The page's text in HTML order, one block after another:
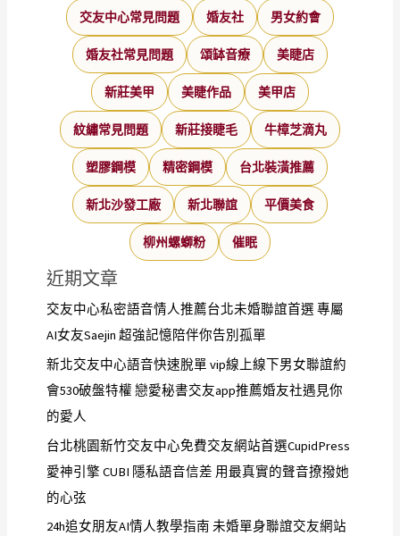
交友中心常見問題 婚友社 男女約會
婚友社常見問題 頌缽音療 美睫店
新莊美甲 美睫作品 美甲店
紋繡常見問題 新莊接睫毛 牛樟芝滴丸
塑膠鋼模 精密鋼模 台北裝潢推薦
新北沙發工廠 新北聯誼 平價美食
柳州螺螄粉 催眠
近期文章
交友中心私密語音情人推薦台北未婚聯誼首選 專屬
AI女友Saejin 超強記憶陪伴你告別孤單
新北交友中心語音快速脫單 vip線上線下男女聯誼約
會530破盤特權 戀愛秘書交友app推薦婚友社遇見你
的愛人
台北桃園新竹交友中心免費交友網站首選CupidPress
愛神引擎 CUBI 隱私語音信差 用最真實的聲音撩撥她
的心弦
24h追女朋友AI情人教學指南 未婚單身聯誼交友網站